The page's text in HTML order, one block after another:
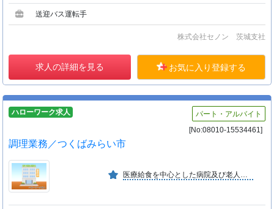
送迎バス運転手
株式会社セノン 茨城支社
求人の詳細を見る お気に入り登録する
ハローワーク求人
パート・アルバイト
[No:08010-15534461]
調理業務／つくばみらい市
医療給食を中心とした病院及び老人施設、養護施設、学校、産業等の食事提供受託業務を北海道から沖縄まで、全国的に事業所を開設している。